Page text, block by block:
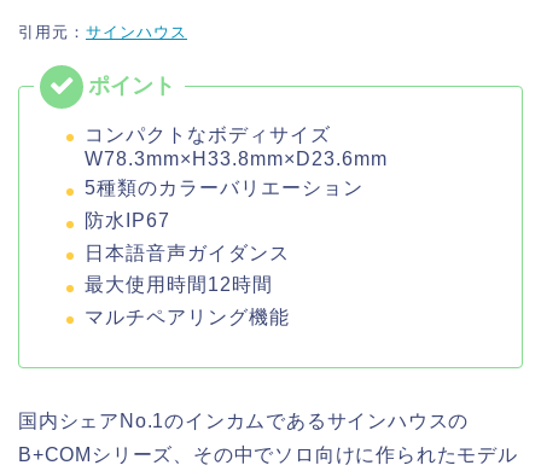
引用元： サインハウス
コンパクトなボディサイズ
W78.3mm×H33.8mm×D23.6mm
5種類のカラーバリエーション
防水IP67
日本語音声ガイダンス
最大使用時間12時間
マルチペアリング機能
国内シェアNo.1のインカムであるサインハウスの
B+COMシリーズ、その中でソロ向けに作られたモデル